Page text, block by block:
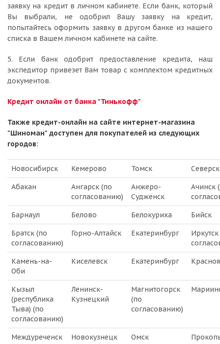
заявку на кредит в личном кабинете. Если банк, который
Вы выбрали, не одобрил Вашу заявку на кредит,
попытайтесь оформить заявку в другом банке из нашего
списка в Вашем личном кабинете на сайте.
5. Если банк одобрит предоставление кредита, наш
экспедитор привезет Вам товар с комплектом кредитных
документов.
Кредит онлайн от банка "Тинькофф"
Также кредит-онлайн на сайте интернет-магазина
"Шиноман" доступен для покупателей из следующих
городов:
Новосибирск Кемерово Томск Северск
Абакан
Ангарск (по
согласованию)
Анжеро-
Судженск
Ачинск
Барнаул Белово Белокуриха Бийск
Братск (по
согласованию)
Горно-Алтайск Екатеринбург
Камень-на-
Оби
Киселевск Екатеринбург
Кызыл
(республика
Тыва) (по
согласованию)
Ленинск-
Кузнецкий
Магнитогорск
(по
согласованию)
Междуреченск Новокузнецк Омск